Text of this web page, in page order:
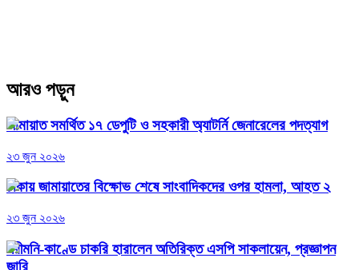
আরও পড়ুন
জামায়াত সমর্থিত ১৭ ডেপুটি ও সহকারী অ্যাটর্নি জেনারেলের পদত্যাগ
২৩ জুন ২০২৬
ঢাকায় জামায়াতের বিক্ষোভ শেষে সাংবাদিকদের ওপর হামলা, আহত ২
২৩ জুন ২০২৬
পরীমনি-কাণ্ডে চাকরি হারালেন অতিরিক্ত এসপি সাকলায়েন, প্রজ্ঞাপন
জারি